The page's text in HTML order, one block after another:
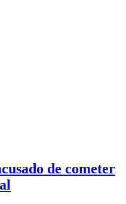
de cometer